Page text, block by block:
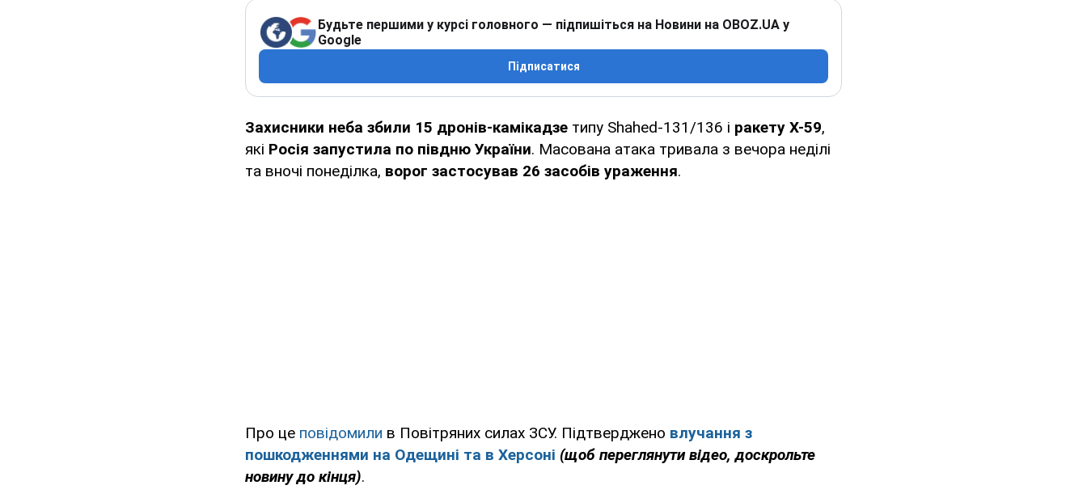
Будьте першими у курсі головного — підпишіться на Новини на OBOZ.UA у
Google
Підписатися
Захисники неба збили 15 дронів-камікадзе типу Shahed-131/136 і ракету Х-59,
які Росія запустила по півдню України. Масована атака тривала з вечора неділі
та вночі понеділка, ворог застосував 26 засобів ураження.
Про це повідомили в Повітряних силах ЗСУ. Підтверджено влучання з
пошкодженнями на Одещині та в Херсоні (щоб переглянути відео, доскрольте
новину до кінця).